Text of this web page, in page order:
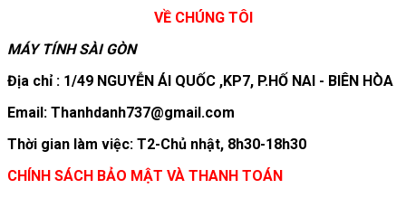
VỀ CHÚNG TÔI
MÁY TÍNH SÀI GÒN
Địa chỉ : 1/49 NGUYỄN ÁI QUỐC ,KP7, P.HỐ NAI - BIÊN HÒA
Email: Thanhdanh737@gmail.com
Thời gian làm việc: T2-Chủ nhật, 8h30-18h30
CHÍNH SÁCH BẢO MẬT VÀ THANH TOÁN